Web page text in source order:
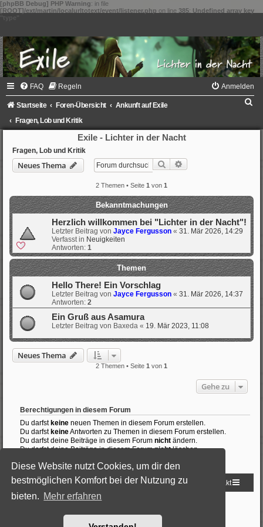
Diese Website nutzt Cookies, um dir den
bestmöglichen Komfort bei der Nutzung zu
bieten. Mehr erfahren
[phpBB Debug] PHP Warning: in file
[ROOT]/ext/martin/localurltotext/event/listener.php on line 385: Undefined array key
FAQ Regeln Anmelden
Startseite Foren-Übersicht
Ankunft auf Exile
Fragen, Lob und Kritik
Exile - Lichter in der Nacht
Fragen, Lob und Kritik
Neues Thema Suche
2 Themen • Seite 1 von 1
Bekanntmachungen
Herzlich willkommen bei "Lichter in der Nacht"!
Letzter Beitrag von Jayce Fergusson « 31. Mär 2026, 14:29
Verfasst in Neuigkeiten
Antworten: 1
Themen
Hello There! Ein Vorschlag
Letzter Beitrag von Jayce Fergusson « 31. Mär 2026, 14:37
Antworten: 2
Ein Gruß aus Asamura
Letzter Beitrag von Baxeda « 19. Mär 2023, 11:08
Neues Thema
2 Themen • Seite 1 von 1
Gehe zu
Berechtigungen in diesem Forum
Du darfst keine neuen Themen in diesem Forum erstellen.
Du darfst keineAntworten zu Themen in diesem Forum erstellen.
Du darfst deine Beiträge in diesem Forum nicht ändern.
Du darfst deine Beiträge in diesem Forumnichtlöschen.
Startseite Foren-Übersicht Kontakt
Deutsche Übersetzung durchphpBB.de
Style: Black-Silver by Joyce&Luna
phpBB-Style-Design